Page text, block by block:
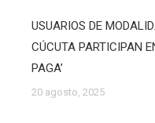
USUARIOS DE
CÚCUTA PARTICIPAN
PAGA’
20 agosto, 2025